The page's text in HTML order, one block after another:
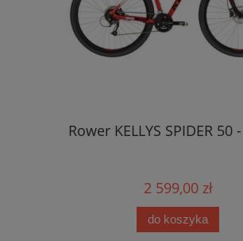
Rower KELLYS SPIDER 50
2 599,00 zł
do koszyka